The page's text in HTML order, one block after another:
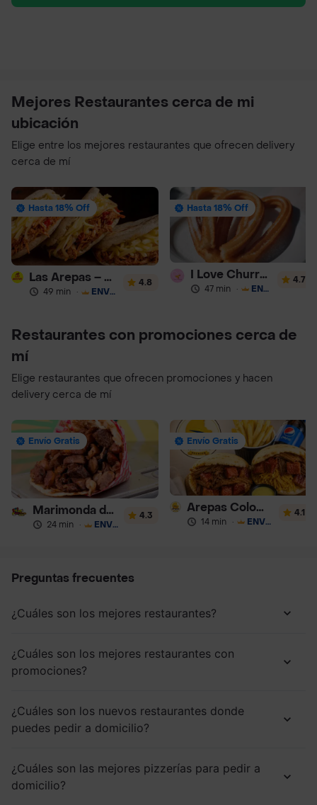
Mejores Restaurantes cerca de mi
ubicación
Elige entre los mejores restaurantes que ofrecen delivery
cerca de mí
Hasta 18% Off
Las Arepas – Arepas Rellenas
49 min · ENVÍO GRATIS
4.8
Hasta 18% Off
I Love Churros 95
47 min · ENVÍO GRATIS
4.7
Restaurantes con promociones cerca de
mí
Elige restaurantes que ofrecen promociones y hacen
delivery cerca de mí
Envío Gratis
Marimonda del Mono
24 min · ENVÍO GRATIS
4.3
Envío Gratis
Arepas Colombianas Premium
14 min · ENVÍO GRATIS
4.1
Preguntas frecuentes
¿Cuáles son los mejores restaurantes?
¿Cuáles son los mejores restaurantes con
promociones?
¿Cuáles son los nuevos restaurantes donde
puedes pedir a domicilio?
¿Cuáles son las mejores pizzerías para pedir a
domicilio?